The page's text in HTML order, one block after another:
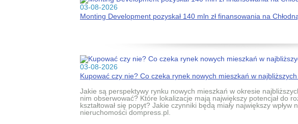
03-08-2026
Monting Development pozyskał 140 mln zł finansowania na
03-08-2026
Kupować czy nie? Co czeka rynek nowych mieszkań w
Jakie są perspektywy rynku nowych mieszkań w okresie
nim obserwować? Które lokalizacje mają największy potencjał do
kształtował się popyt? Jakie czynniki będą miały największy
nieruchomości dompress.pl.